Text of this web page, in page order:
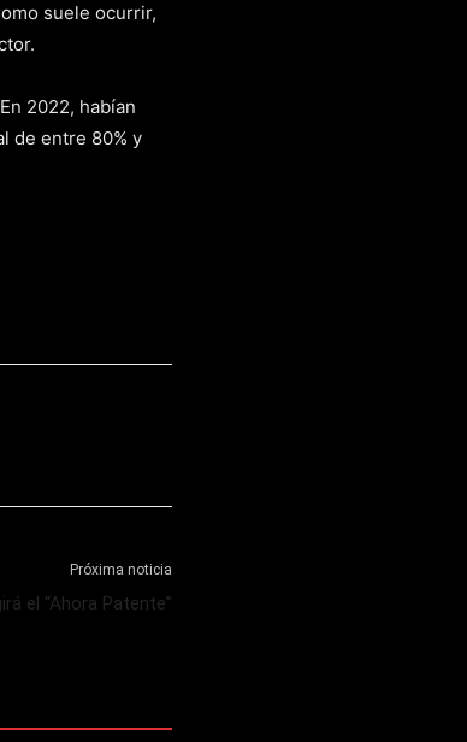
suele ocurrir,
2022, habían
de entre 80% y
Próxima noticia
el “Ahora Patente”